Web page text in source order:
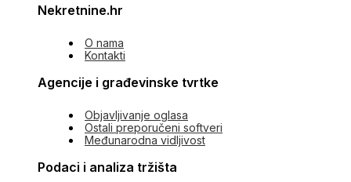
Nekretnine.hr
O nama
Kontakti
Agencije i građevinske tvrtke
Objavljivanje oglasa
Ostali preporučeni softveri
Međunarodna vidljivost
Podaci i analiza tržišta